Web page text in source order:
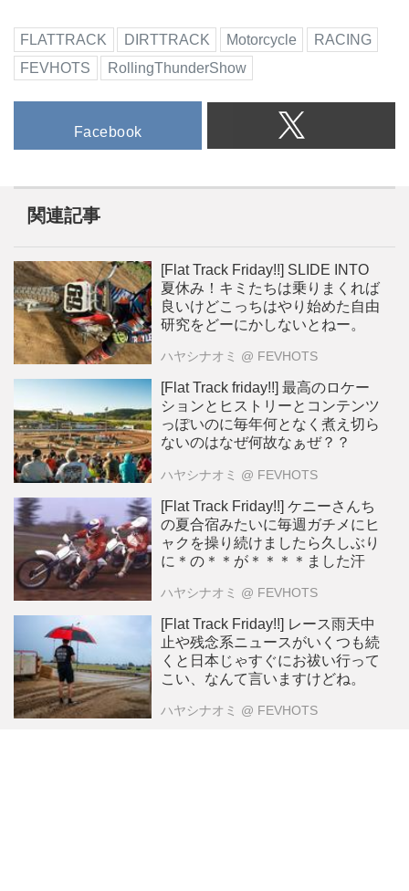
FLATTRACK DIRTTRACK Motorcycle
RACING
FEVHOTS
RollingThunderShow
Facebook
関連記事
[Flat Track Friday!!] SLIDE INTO
夏休み！キミたちは乗りまくれば
良いけどこっちはやり始めた自由
研究をどーにかしないとねー。
ハヤシナオミ @ FEVHOTS
[Flat Track friday!!] 最高のロケー
ションとヒストリーとコンテンツ
っぽいのに毎年何となく煮え切ら
ないのはなぜ何故なぁぜ？？
ハヤシナオミ @ FEVHOTS
[Flat Track Friday!!] ケニーさんち
の夏合宿みたいに毎週ガチメにヒ
ャクを操り続けましたら久しぶり
に＊の＊＊が＊＊＊＊ました汗
ハヤシナオミ @ FEVHOTS
[Flat Track Friday!!] レース雨天中
止や残念系ニュースがいくつも続
くと日本じゃすぐにお祓い行って
こい、なんて言いますけどね。
ハヤシナオミ @ FEVHOTS